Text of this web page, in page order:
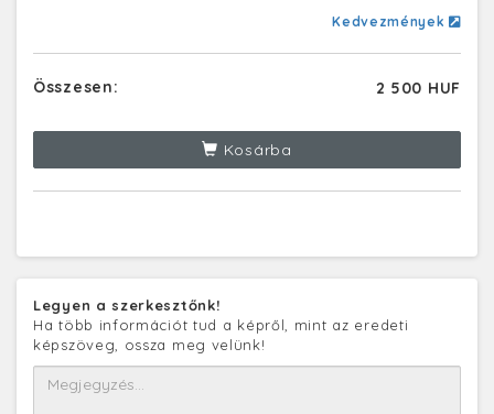
Kedvezmények
Összesen: 2 500 HUF
Kosárba
Legyen a szerkesztőnk!
Ha több információt tud a képről, mint az eredeti
képszöveg, ossza meg velünk!